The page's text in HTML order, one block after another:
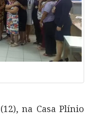
na Casa Plínio